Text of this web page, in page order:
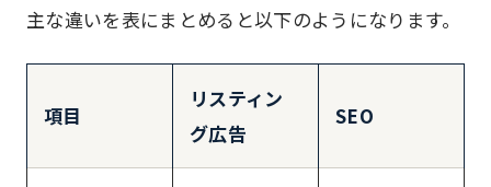
主な違いを表にまとめると以下のようになります。
項目
リスティン
グ広告
SEO